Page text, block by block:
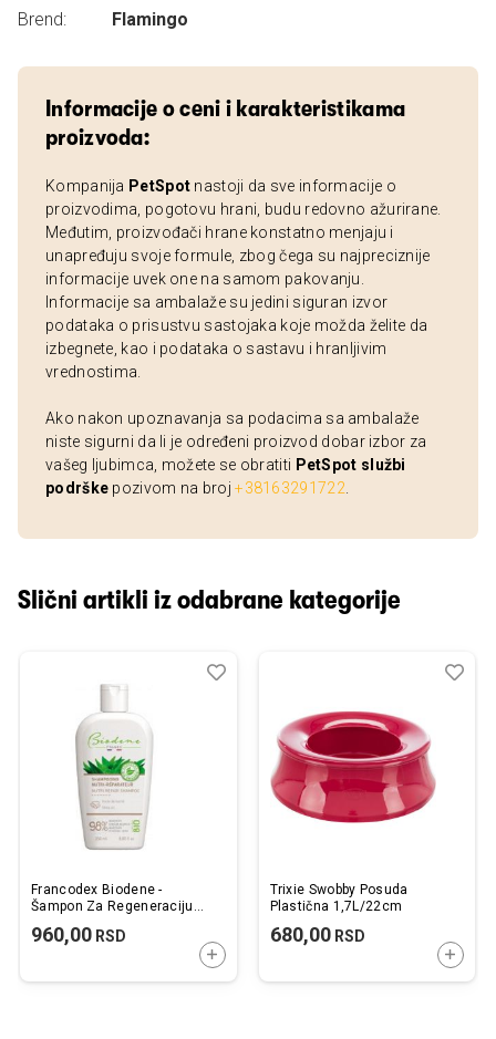
Brend:
Flamingo
Informacije o ceni i karakteristikama
proizvoda:
Kompanija PetSpot nastoji da sve informacije o
proizvodima, pogotovu hrani, budu redovno ažurirane.
Međutim, proizvođači hrane konstatno menjaju i
unapređuju svoje formule, zbog čega su najpreciznije
informacije uvek one na samom pakovanju.
Informacije sa ambalaže su jedini siguran izvor
podataka o prisustvu sastojaka koje možda želite da
izbegnete, kao i podataka o sastavu i hranljivim
vrednostima.
Ako nakon upoznavanja sa podacima sa ambalaže
niste sigurni da li je određeni proizvod dobar izbor za
vašeg ljubimca, možete se obratiti PetSpot službi
podrške pozivom na broj+38163291722
Slični artikli iz odabrane kategorije
Francodex Biodene -
Šampon Za Regeneraciju
960,00 RSD
DODAJTE U KORPU
Dodaj
Uporedi
Trixie Swobby Posuda
Plastična 1,7L/22cm
680,00RSD